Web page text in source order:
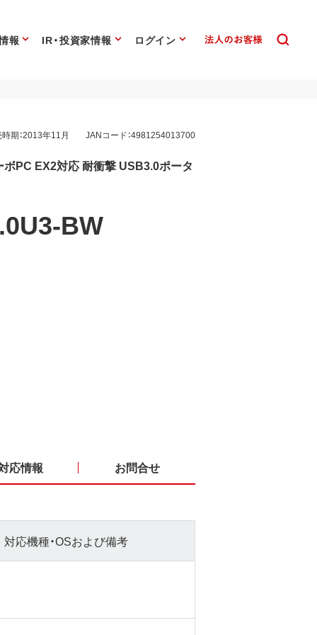
報 IR・投資家情報 ログイン
期：2013年11月 JANコード：4981254013700
ボPC EX2対応 耐衝撃 USB3.0ポータ
BW
応情報 お問合せ
対応機種・OSおよび備考